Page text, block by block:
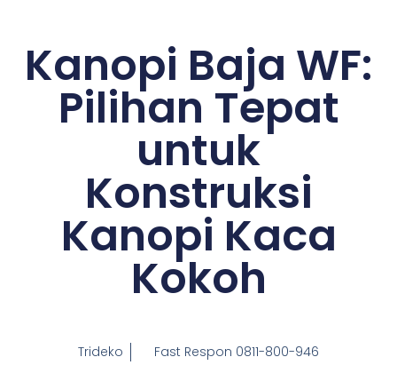
Kanopi Baja WF:
Pilihan Tepat
untuk
Konstruksi
Kanopi Kaca
Kokoh
Trideko Fast Respon 0811-800-946